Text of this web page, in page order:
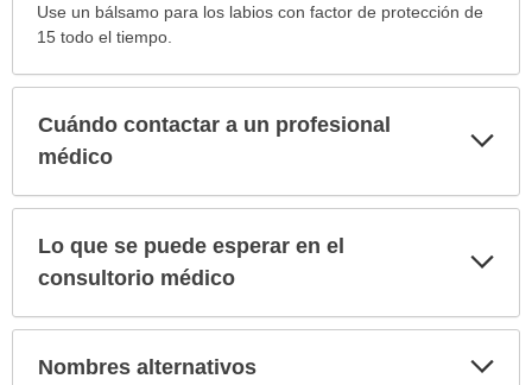
Use un bálsamo para los labios con factor de protección de
15 todo el tiempo.
Cuándo contactar a un profesional
médico
Lo que se puede esperar en el
consultorio médico
Nombres alternativos